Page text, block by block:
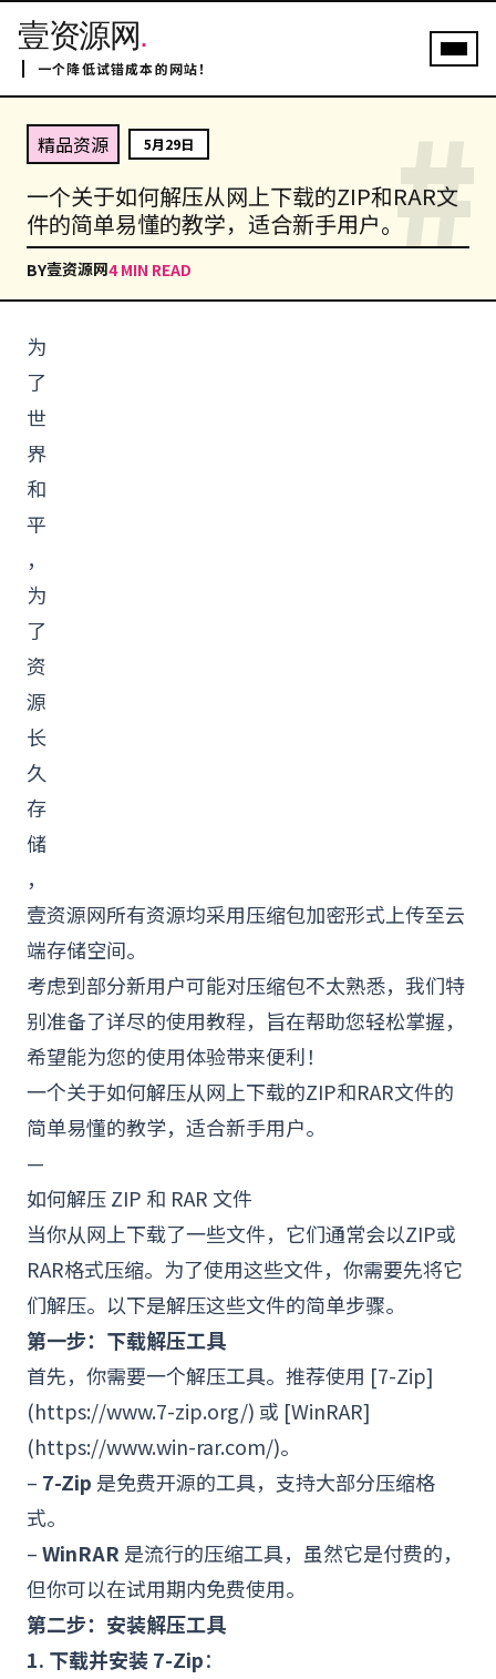
壹资源网.
一个降低试错成本的网站！
#
精品资源 5月29日
一个关于如何解压从网上下载的ZIP和RAR文
件的简单易懂的教学，适合新手用户。
BY壹资源网4 MIN READ
为
了
世
界
和
平
，
为
了
资
源
长
久
存
储
，
壹资源网所有资源均采用压缩包加密形式上传至云
端存储空间。
考虑到部分新用户可能对压缩包不太熟悉，我们特
别准备了详尽的使用教程，旨在帮助您轻松掌握，
希望能为您的使用体验带来便利！
一个关于如何解压从网上下载的ZIP和RAR文件的
简单易懂的教学，适合新手用户。
—
如何解压 ZIP 和 RAR 文件
当你从网上下载了一些文件，它们通常会以ZIP或
RAR格式压缩。为了使用这些文件，你需要先将它
们解压。以下是解压这些文件的简单步骤。
第一步：下载解压工具
首先，你需要一个解压工具。推荐使用 [7-Zip]
(https://www.7-zip.org/) 或 [WinRAR]
(https://www.win-rar.com/)。
– 7-Zip 是免费开源的工具，支持大部分压缩格
式。
–WinRAR 是流行的压缩工具，虽然它是付费的，
但你可以在试用期内免费使用。
第二步：安装解压工具
1. 下载并安装 7-Zip：